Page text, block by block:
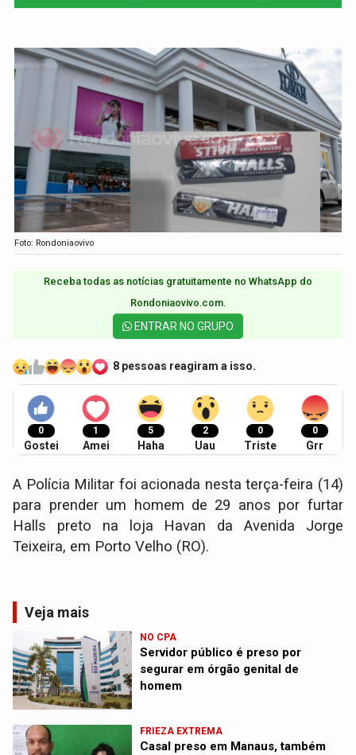
Foto: Rondoniaovivo
Receba todas as notícias gratuitamente no WhatsApp do
Rondoniaovivo.com.​
ENTRAR NO GRUPO
8 pessoas reagiram a isso.
0
Gostei
1
Amei
5
Haha
2
Uau
0
Triste
0
Grr
A Polícia Militar foi acionada nesta terça-feira (14)
para prender um homem de 29 anos por furtar
Halls preto na loja Havan da Avenida Jorge
Teixeira, em Porto Velho (RO).
Veja mais
NO CPA
Servidor público é preso por
segurar em órgão genital de
homem
FRIEZA EXTREMA
Casal preso em Manaus, também